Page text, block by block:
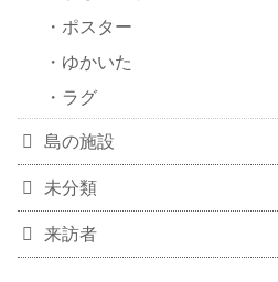
ポスター
ゆかいた
ラグ
島の施設
未分類
来訪者